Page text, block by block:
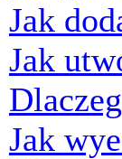
Jak
Jak
Jak